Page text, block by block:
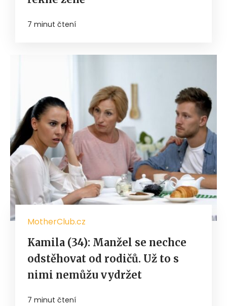
7 minut čtení
MotherClub.cz
Kamila (34): Manžel se nechce
odstěhovat od rodičů. Už to s
nimi nemůžu vydržet
7 minut čtení